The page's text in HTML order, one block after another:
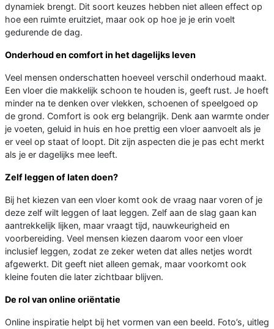
dynamiek brengt. Dit soort keuzes hebben niet alleen effect op
hoe een ruimte eruitziet, maar ook op hoe je je erin voelt
gedurende de dag.
Onderhoud en comfort in het dagelijks leven
Veel mensen onderschatten hoeveel verschil onderhoud maakt.
Een vloer die makkelijk schoon te houden is, geeft rust. Je hoeft
minder na te denken over vlekken, schoenen of speelgoed op
de grond. Comfort is ook erg belangrijk. Denk aan warmte onder
je voeten, geluid in huis en hoe prettig een vloer aanvoelt als je
er veel op staat of loopt. Dit zijn aspecten die je pas echt merkt
als je er dagelijks mee leeft.
Zelf leggen of laten doen?
Bij het kiezen van een vloer komt ook de vraag naar voren of je
deze zelf wilt leggen of laat leggen. Zelf aan de slag gaan kan
aantrekkelijk lijken, maar vraagt tijd, nauwkeurigheid en
voorbereiding. Veel mensen kiezen daarom voor een vloer
inclusief leggen, zodat ze zeker weten dat alles netjes wordt
afgewerkt. Dit geeft niet alleen gemak, maar voorkomt ook
kleine fouten die later zichtbaar blijven.
De rol van online oriëntatie
Online inspiratie helpt bij het vormen van een beeld. Foto’s, uitleg